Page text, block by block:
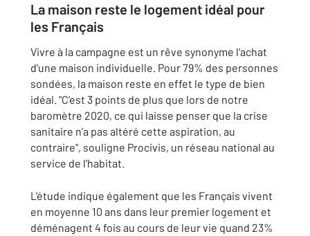
La maison reste le logement idéal pour
les Français
Vivre à la campagne est un rêve synonyme l'achat
d'une maison individuelle. Pour 79% des personnes
sondées, la maison reste en effet le type de bien
idéal. "C’est 3 points de plus que lors de notre
baromètre 2020, ce qui laisse penser que la crise
sanitaire n’a pas altéré cette aspiration, au
contraire", souligne Procivis, un réseau national au
service de l'habitat.
L'étude indique également que les Français vivent
en moyenne 10 ans dans leur premier logement et
déménagent 4 fois au cours de leur vie quand 23%